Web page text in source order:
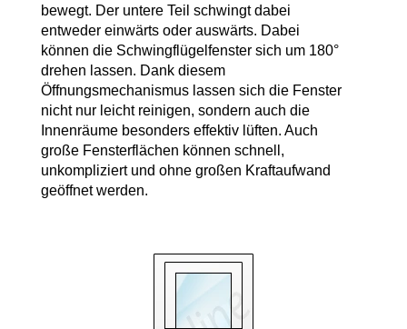
bewegt. Der untere Teil schwingt dabei
entweder einwärts oder auswärts. Dabei
können die Schwingflügelfenster sich um 180°
drehen lassen. Dank diesem
Öffnungsmechanismus lassen sich die Fenster
nicht nur leicht reinigen, sondern auch die
Innenräume besonders effektiv lüften. Auch
große Fensterflächen können schnell,
unkompliziert und ohne großen Kraftaufwand
geöffnet werden.